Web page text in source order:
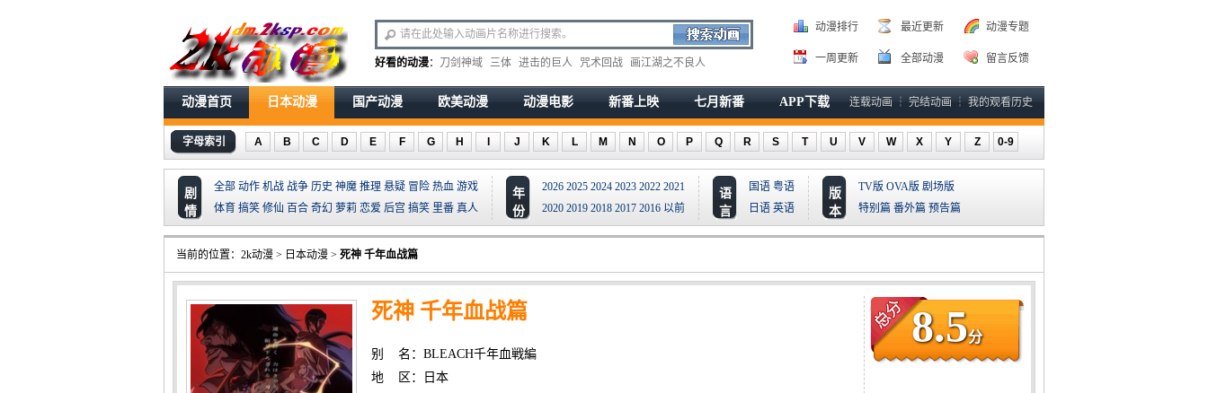
好看的动漫： 刀剑神域 三体 进击的巨人 咒术回战 画江湖之不良人
动漫排行 最近更新 动漫专题
一周更新 全部动漫 留言反馈
动漫首页 日本动漫 国产动漫 欧美动漫 动漫电影 新番上映 七月新番 APP下载 连载动画 ┆ 完结动画 ┆ 我的观看历史
字母索引 A B C D E F G H J K L M N O P Q R S T U V W X Y Z 0-9
剧
情
全部 动作 机战 战争 历史 神魔 推理 悬疑 冒险 热血 游戏
体育 搞笑 修仙 百合 奇幻 萝莉 恋爱 后宫 搞笑 里番 真人
年
份
2026 2025 2024 2023 2022 2021
2020 2019 2018 2017 2016 以前
语
言
国语 粤语
日语 英语
版
本
TV版 OVA版 剧场版
特别篇 番外篇 预告篇
当前的位置： 2k动漫 > 日本动漫 > 死神 千年血战篇
8.5分
死神 千年血战篇
别 名：BLEACH千年血戦編
地 区：日本